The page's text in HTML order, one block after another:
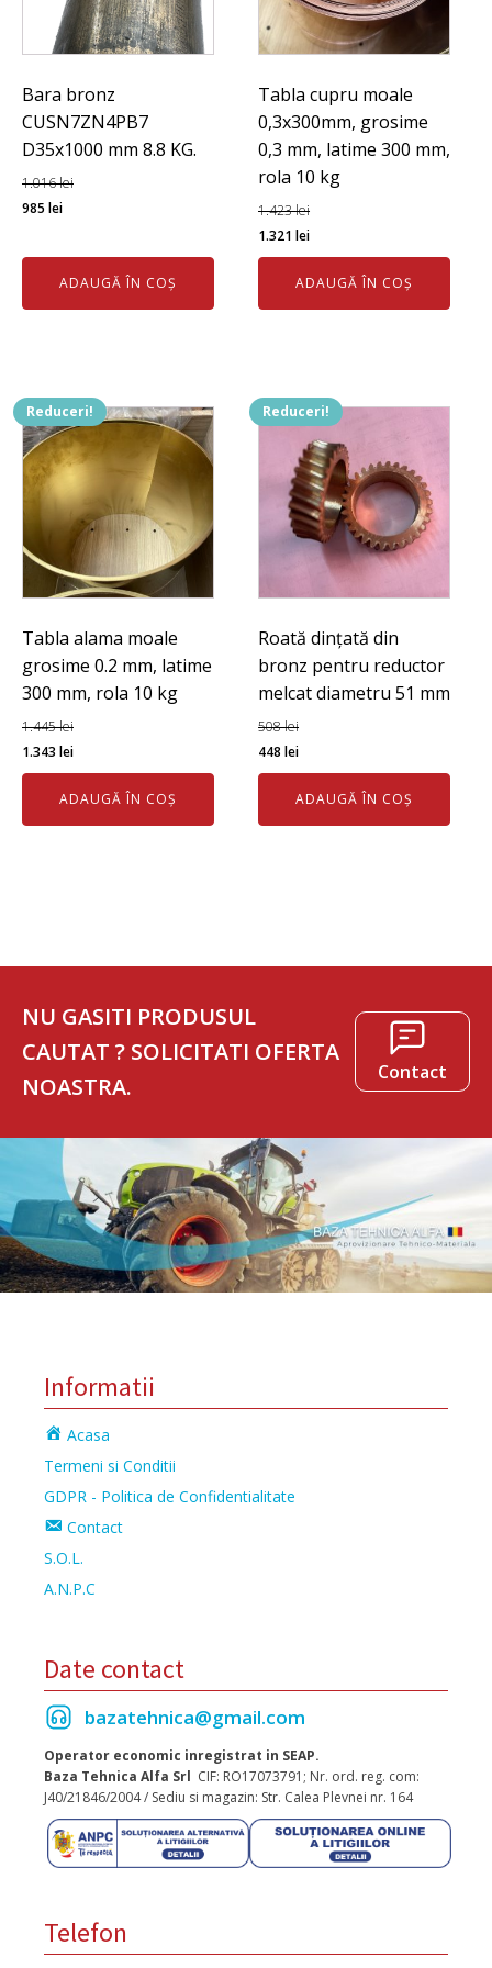
Bara bronz
CUSN7ZN4PB7
D35x1000 mm 8.8 KG.
1.016lei
Prețul
a
fost:
1.016 lei.
985 leiPrețul
este:
985 lei.
ADAUGĂ ÎN COȘ
Tabla cupru moale
0,3x300mm, grosime
0,3 mm, latime 300 mm,
rola 10 kg
1.423lei
Prețul
inițial
fost:
1.321leiPrețul
curent
este:
1.321 lei.
ADAUGĂ ÎN COȘ
Reduceri!
Tabla alama moale
grosime 0.2 mm, latime
300 mm, rola 10 kg
1.445lei
Prețul
inițial
fost:
1.343 leiPrețul
curent
este:
1.343 lei.
ADAUGĂ ÎN COȘ
Reduceri!
Roată dințată din
bronz pentru reductor
melcat diametru 51 mm
508lei
Prețul
inițial
fost:
448leiPrețul
curent
este:
448 lei.
ADAUGĂ ÎN COȘ
NU GASITI PRODUSUL
CAUTAT ? SOLICITATI OFERTA
NOASTRA.
Contact
Informatii
Acasa
Termeni si Conditii
GDPR - Politica de Confidentialitate
Contact
S.O.L.
A.N.P.C
Date contact
bazatehnica@gmail.com
Operator economic inregistrat in SEAP.
Baza Tehnica Alfa Srl CIF: RO17073791; Nr. ord. reg. com:
J40/21846/2004 / Sediu si magazin: Str. Calea Plevnei nr. 164
Telefon